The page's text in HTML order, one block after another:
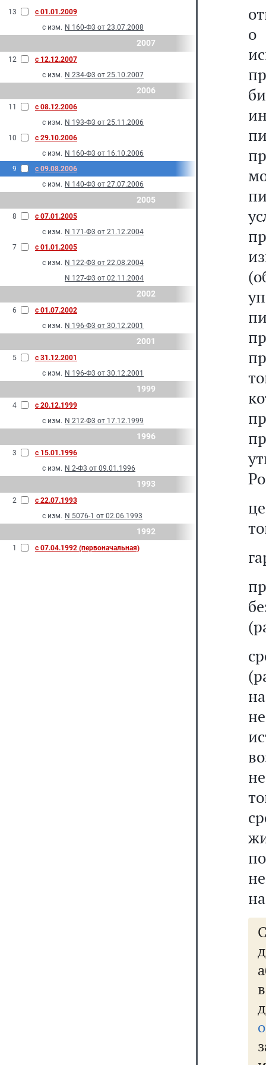
13
с 01.01.2009
с изм. N 160-Ф3 от 23.07.2008
2007
12
с 12.12.2007
с изм. N 234-Ф3 от 25.10.2007
2006
11
с 08.12.2006
с изм. N 193-Ф3 от 25.11.2006
10
с 29.10.2006
с изм. N 160-Ф3 от 16.10.2006
9
с 09.08.2006
с изм. N 140-Ф3 от 27.07.2006
2005
8
с 07.01.2005
с изм. N 171-Ф3 от 21.12.2004
7
с 01.01.2005
с изм. N 122-Ф3 от 22.08.2004
N 127-Ф3 от 02.11.2004
2002
6
с 01.07.2002
с изм. N 196-Ф3 от 30.12.2001
2001
5
с 31.12.2001
с изм. N 196-Ф3 от 30.12.2001
1999
4
с 20.12.1999
с изм. N 212-Ф3 от 17.12.1999
1996
3
с 15.01.1996
с изм. N 2-Ф3 от 09.01.1996
1993
2
с 22.07.1993
с изм. N 5076-1 от 02.06.1993
1992
1 с 07.04.1992 (первоначальная)
о